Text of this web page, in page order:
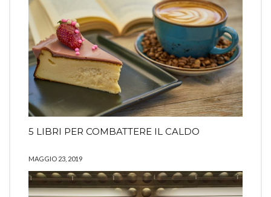
5 LIBRI PER COMBATTERE IL CALDO
MAGGIO 23, 2019